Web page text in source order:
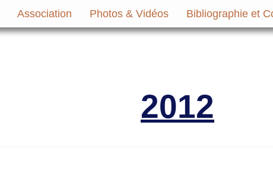
Association Photos & Vidéos Bibliographie et
2012